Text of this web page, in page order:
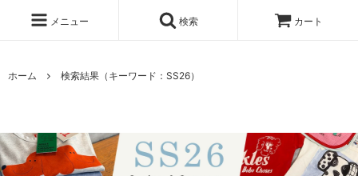
メニュー 検索 カート
ホーム 検索結果（キーワード：SS26）